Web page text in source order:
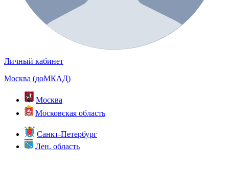
Личный кабинет
Москва (доМКАД)
Москва
Московская область
Санкт-Петербург
Лен. область